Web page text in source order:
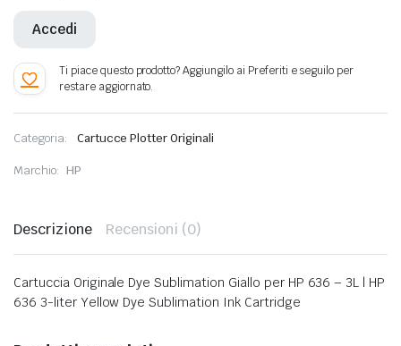
Accedi
Categoria: Cartucce Plotter Originali
Marchio: HP
Descrizione Recensioni (0)
Cartuccia Originale Dye Sublimation Giallo per HP 636 – 3L | HP
636 3-liter Yellow Dye Sublimation Ink Cartridge